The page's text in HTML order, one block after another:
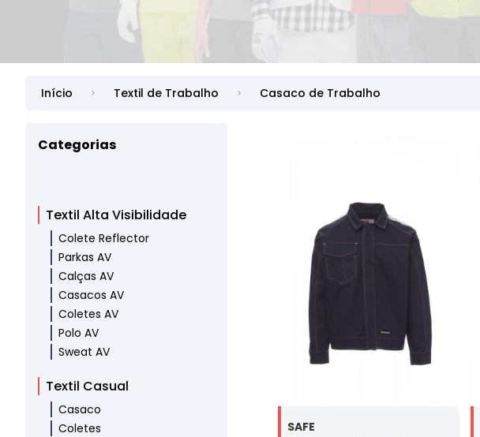
Início Textil de Trabalho Casaco de Trabalho
Categorias
Textil Alta Visibilidade
Colete Reflector
Parkas AV
Calças AV
Casacos AV
Coletes AV
Polo AV
Sweat AV
Textil Casual
Casaco
Coletes
SAFE